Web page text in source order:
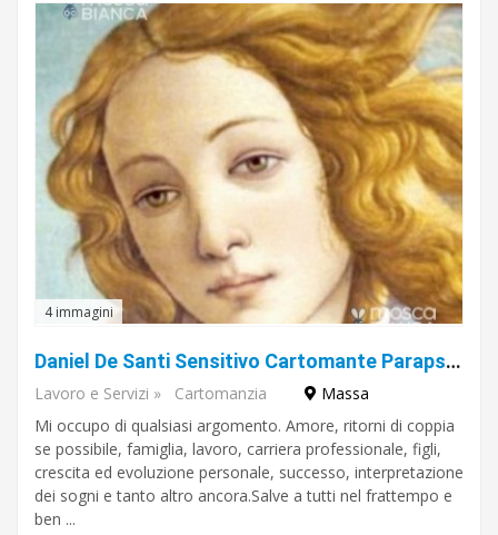
4 immagini
Daniel De Santi Sensitivo Cartomante Parapsicologo con recensioni autentiche e verificate
Lavoro e Servizi » Cartomanzia
Massa
Mi occupo di qualsiasi argomento. Amore, ritorni di coppia
se possibile, famiglia, lavoro, carriera professionale, figli,
crescita ed evoluzione personale, successo, interpretazione
dei sogni e tanto altro ancora.Salve a tutti nel frattempo e
ben ...